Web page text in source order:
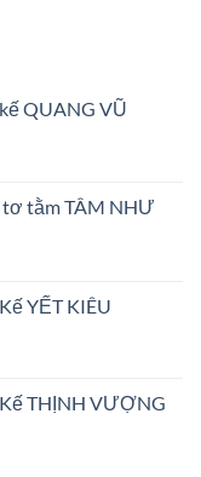
QUANG VŨ
tơ tằm TÂM NHƯ
YẾT KIÊU
THỊNH VƯỢNG